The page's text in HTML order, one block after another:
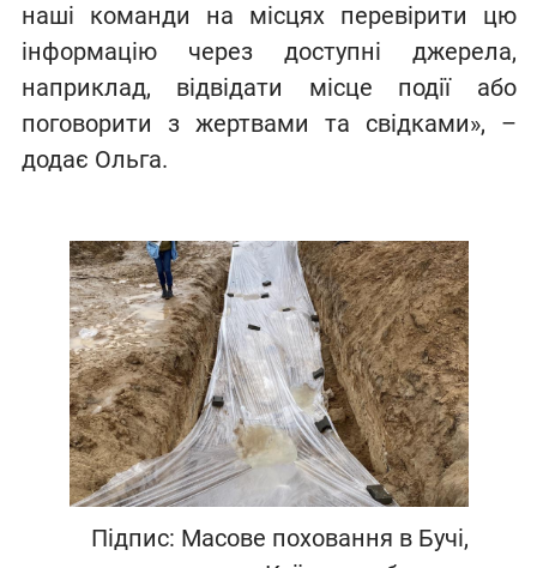
наші команди на місцях перевірити цю
інформацію через доступні джерела,
наприклад, відвідати місце події або
поговорити з жертвами та свідками», –
додає Ольга.
Підпис: Масове поховання в Бучі,